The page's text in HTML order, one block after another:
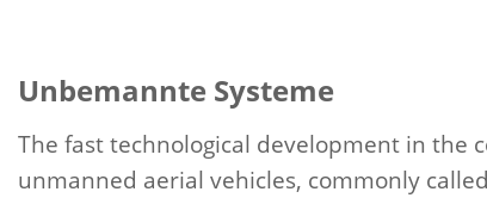
Unbemannte Systeme
The fast technological development in the
unmanned aerial vehicles, commonly